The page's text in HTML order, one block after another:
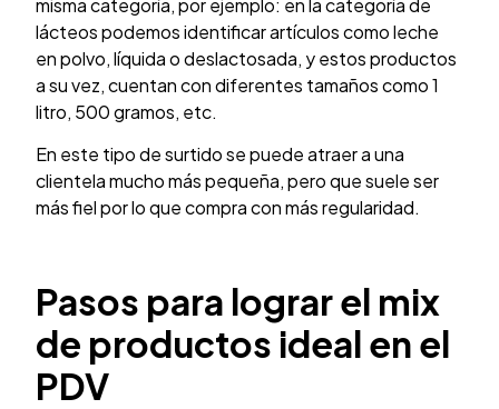
lácteos podemos identificar artículos como leche
en polvo, líquida o deslactosada, y estos productos
a su vez, cuentan con diferentes tamaños como 1
litro, 500 gramos, etc.
En este tipo de surtido se puede atraer a una
clientela mucho más pequeña, pero que suele ser
más fiel por lo que compra con más regularidad.
Pasos para lograr el mix
de productos ideal en el
PDV